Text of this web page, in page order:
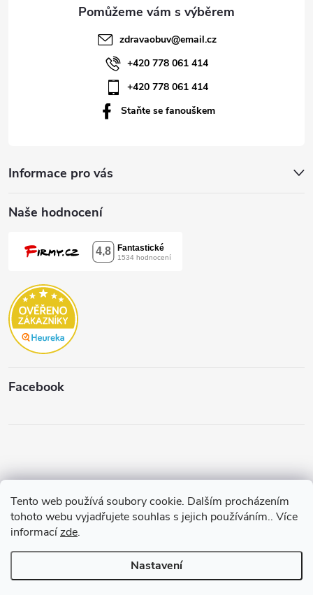
Tento web používá soubory cookie. Dalším procházením
tohoto webu vyjadřujete souhlas s jejich používáním.. Více
informacízde.
Nastavení
Informace pro vás
Naše hodnocení
Facebook
zdravaobuv@email.cz
+420 778 061 414
+420 778 061 414
Staňte se fanouškem
Vytvořil a spravuje Pohání Shoptet
Copyright 2026 Štěpánková & C. . Všechna práva vyhrazena.
Upravit
nastavení cookies